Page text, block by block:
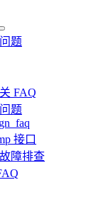
题
FAQ
题
接口
障排查